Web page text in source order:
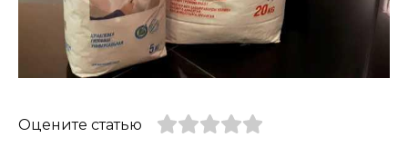
Оцените статью